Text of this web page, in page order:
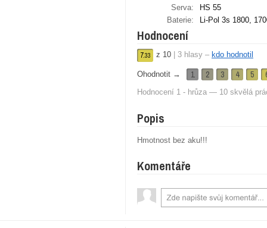
Serva:
HS 55
Baterie:
Li-Pol 3s 1800,
Hodnocení
7.33 z 10 3 hlasy – kdo hodnotil
Ohodnotit → 1 2 3 4 5
Hodnocení 1 - hrůza — 10 skvělá
Popis
Hmotnost bez aku!!!
Komentáře